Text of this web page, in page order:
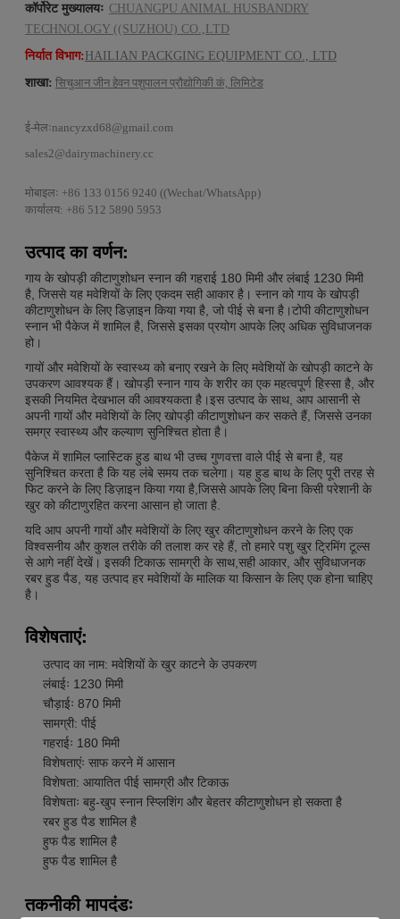
कॉर्पोरेट मुख्यालयः CHUANGPU ANIMAL HUSBANDRY
TECHNOLOGY ((SUZHOU) CO.,LTD
निर्यात विभाग: HAILIAN PACKGING EQUIPMENT CO., LTD
शाखा: सिचुआन जीन हेवन पशुपालन प्रौद्योगिकी कं, लिमिटेड
ई-मेलःnancyzxd68@gmail.com
sales2@dairymachinery.cc
मोबाइलः +86 133 0156 9240 ((Wechat/WhatsApp)
कार्यालय: +86 512 5890 5953
उत्पाद का वर्णन:
गाय के खोपड़ी कीटाणुशोधन स्नान की गहराई 180 मिमी और लंबाई 1230 मिमी
है, जिससे यह मवेशियों के लिए एकदम सही आकार है। स्नान को गाय के खोपड़ी
कीटाणुशोधन के लिए डिज़ाइन किया गया है, जो पीई से बना है।टोपी कीटाणुशोधन
स्नान भी पैकेज में शामिल है, जिससे इसका प्रयोग आपके लिए अधिक सुविधाजनक
हो।
गायों और मवेशियों के स्वास्थ्य को बनाए रखने के लिए मवेशियों के खोपड़ी काटने के
उपकरण आवश्यक हैं। खोपड़ी स्नान गाय के शरीर का एक महत्वपूर्ण हिस्सा है, और
इसकी नियमित देखभाल की आवश्यकता है।इस उत्पाद के साथ, आप आसानी से
अपनी गायों और मवेशियों के लिए खोपड़ी कीटाणुशोधन कर सकते हैं, जिससे उनका
समग्र स्वास्थ्य और कल्याण सुनिश्चित होता है।
पैकेज में शामिल प्लास्टिक हुड बाथ भी उच्च गुणवत्ता वाले पीई से बना है, यह
सुनिश्चित करता है कि यह लंबे समय तक चलेगा। यह हुड बाथ के लिए पूरी तरह से
फिट करने के लिए डिज़ाइन किया गया है,जिससे आपके लिए बिना किसी परेशानी के
खुर को कीटाणुरहित करना आसान हो जाता है.
यदि आप अपनी गायों और मवेशियों के लिए खुर कीटाणुशोधन करने के लिए एक
विश्वसनीय और कुशल तरीके की तलाश कर रहे हैं, तो हमारे पशु खुर ट्रिमिंग टूल्स
से आगे नहीं देखें। इसकी टिकाऊ सामग्री के साथ,सही आकार, और सुविधाजनक
रबर हुड पैड, यह उत्पाद हर मवेशियों के मालिक या किसान के लिए एक होना चाहिए
है।
विशेषताएं:
उत्पाद का नाम: मवेशियों के खुर काटने के उपकरण
लंबाईः 1230 मिमी
चौड़ाईः 870 मिमी
सामग्री: पीई
गहराईः 180 मिमी
विशेषताएंः साफ करने में आसान
विशेषता: आयातित पीई सामग्री और टिकाऊ
विशेषताः बहु-खुप स्नान स्प्लिशिंग और बेहतर कीटाणुशोधन हो सकता है
रबर हुड पैड शामिल है
हुफ पैड शामिल है
हुफ पैड शामिल है
तकनीकी मापदंडः